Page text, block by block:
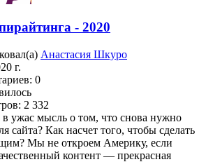
- 2020
Анастасия Шкуро
г.
0
2 332
ужас мысль о том, что снова нужно
сайта? Как насчет того, чтобы сделать
Мы не откроем Америку, если
контент — прекрасная